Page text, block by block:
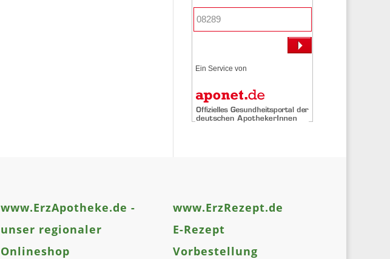
Ein Service von
www.ErzApotheke.de -
unser regionaler
Onlineshop
www.ErzRezept.de
E-Rezept
Vorbestellung